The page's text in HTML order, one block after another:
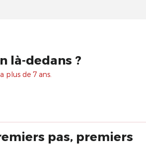
là-dedans ?
plus de 7 ans.
pas, premiers